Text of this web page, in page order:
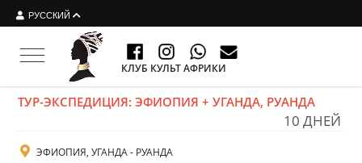
РУССКИЙ
Toggle navigation
КЛУБ КУЛЬТ АФРИКИ
ТУР-ЭКСПЕДИЦИЯ: ЭФИОПИЯ + УГАНДА, РУАНДА
10 ДНЕЙ
ЭФИОПИЯ, УГАНДА - РУАНДА